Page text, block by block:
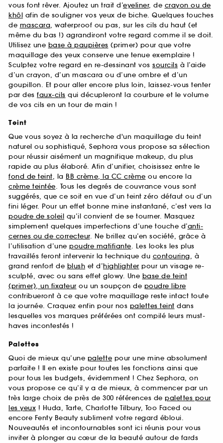
vous font rêver. Ajoutez un trait d’eyeliner, de crayon ou de
khôl afin de souligner vos yeux de biche. Quelques touches
de mascara, waterproof ou pas, sur les cils du haut (et
même du bas !) agrandiront votre regard comme il se doit.
Utilisez une base à paupières (primer) pour que votre
maquillage des yeux conserve une tenue exemplaire !
Sculptez votre regard en re-dessinant vos sourcils à l’aide
d’un crayon, d’un mascara ou d’une ombre et d’un
goupillon. Et pour aller encore plus loin, laissez-vous tenter
par des faux-cils qui décupleront la courbure et le volume
de vos cils en un tour de main !
Teint
Que vous soyez à la recherche d'un maquillage du teint
naturel ou sophistiqué, Sephora vous propose sa sélection
pour réussir aisément un magnifique makeup, du plus
rapide au plus élaboré. Afin d’unifier, choisissez entre le
fond de teint, la BB crème, la CC crème ou encore la
crème teintée. Tous les degrés de couvrance vous sont
suggérés, que ce soit en vue d’un teint zéro défaut ou d’un
fini léger. Pour un effet bonne mine instantané, c’est vers la
poudre de soleil qu’il convient de se tourner. Masquez
simplement quelques imperfections d’une touche d’anti-
cernes ou de correcteur. Ne brillez qu’en société, grâce à
l’utilisation d’une poudre matifiante. Les looks les plus
travaillés feront intervenir la technique du contouring, à
grand renfort de blush et d’highlighter pour un visage re-
sculpté, avec ou sans effet glowy. Une base de teint
(primer), un fixateur ou un soupçon de poudre libre
contribueront à ce que votre maquillage reste intact toute
la journée. Craquez enfin pour nos palettes teint dans
lesquelles vos marques préférées ont compilé leurs must-
haves incontestés !
Palettes
Quoi de mieux qu’une palette pour une mine absolument
parfaite ! Il en existe pour toutes les fonctions ainsi que
pour tous les budgets, évidemment ! Chez Sephora, on
vous propose ce qu’il y a de mieux, à commencer par un
très large choix de près de 300 références de palettes pour
les yeux ! Huda, Tarte, Charlotte Tilbury, Too Faced ou
encore Fenty Beauty subliment votre regard ébloui.
Nouveautés et incontournables sont ici réunis pour vous
inviter à plonger au cœur de la beauté autour de fards